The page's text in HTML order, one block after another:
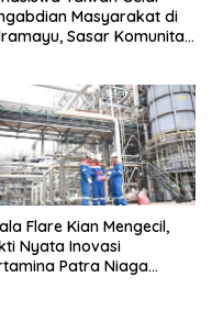
Masyarakat di
Sasar Komunitas
Flare Kian Mengecil,
Nyata Inovasi
Patra Niaga